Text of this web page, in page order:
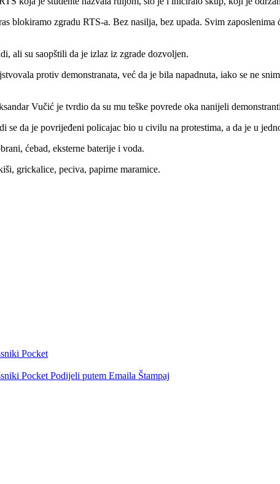
blokiramo zgradu RTS-a. Bez nasilja, bez upada. Svim
ali su saopštili da je izlaz iz zgrade dozvoljen.
protiv demonstranata, već da je bila napadnuta, iako se ne
Vučić je tvrdio da su mu teške povrede oka nanijeli
da je povrijeđeni policajac bio u civilu na protestima, a da je u
ćebad, eksterne baterije i voda.
grickalice, peciva, papirne maramice.
Pocket
Pocket Podijeli putem Emaila Štampaj